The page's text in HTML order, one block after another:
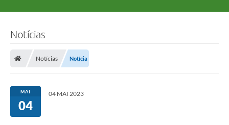
Notícias
Notícias Notícia
MAI
04
04 MAI 2023